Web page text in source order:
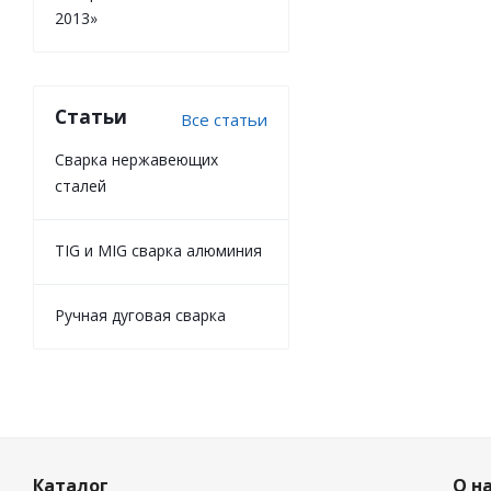
2013»
Статьи Все статьи
Cварка нержавеющих
сталей
TIG и MIG сварка алюминия
Ручная дуговая сварка
Каталог О